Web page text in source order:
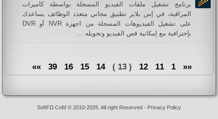
برنامج تشغيل ملفات الفيديو المسجلة بواسطة كاميرات
المراقبة، في إس بلاير تطبيق مجاني متعدد الوظائف يساعدك
على تشغيل الفيديوهات المسجلة من اجهزة NVR أو DVR
بإحترافية مع إمكانية قص الفيديو وتحويله ...
««
1
11
12
( 13 )
14
15
16
39
»»
SoftFD.CoM © 2010-2025. All right Reserved - Privacy Policy